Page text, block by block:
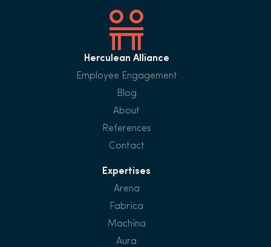
Herculean Alliance
Employee Engagement
Blog
About
References
Contact
Expertises
Arena
Fabrica
Machina
Aura